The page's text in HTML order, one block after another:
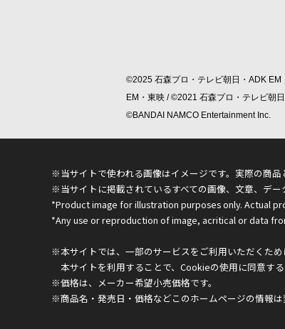
©2025 石森プロ・テレビ朝日・ADK
EM・東映 / ©2021 石森プロ・テレビ朝
©BANDAI NAMCO Entertainment Inc.
※当サイトで使われる画像はイメージです。実際の商品
※当サイトに掲載されているすべての画像、文章、デー
*Product image for illustration purposes only. Actual
*Any use or reproduction of image, acritical or data
※本サイトでは、一部のサービスをご利用いただくた
本サイトを利用することで、Cookieの使用に同意す
※価格は、メーカー希望小売価格です。
※商品名・発売日・価格などこのホームページの情報